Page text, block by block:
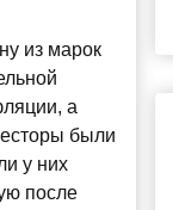
из марок
а
были
у них
после